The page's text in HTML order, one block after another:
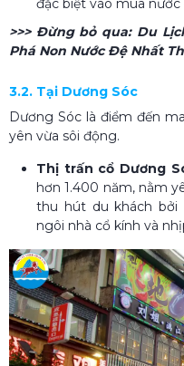
đặc biệt vào mùa
>>> Đừng bỏ qua: Du
Phá Non Nước Đệ Nhất
3.2. Tại Dương Sóc
Dương Sóc là điểm đến
yên vừa sôi động.
Thị trấn cổ Dương
hơn 1.400 năm, nằm
thu hút du khách bởi
ngôi nhà cổ kính và